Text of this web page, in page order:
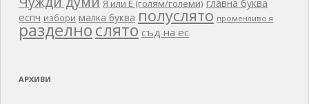
Я или Е (голям/големи) главна буква
еспч избори малка буква полуслято променливо я
разделнослято съд на ес
АРХИВИ